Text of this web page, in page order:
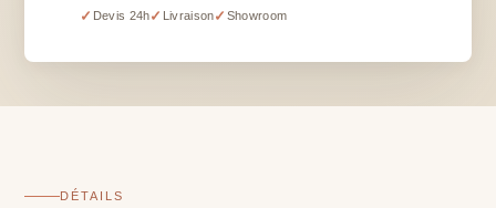
artificiel
L
✓ Devis 24h✓ Livraison✓ Showroom
DÉTAILS